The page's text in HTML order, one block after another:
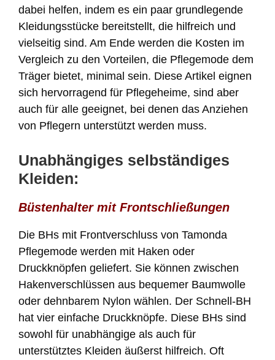
dabei helfen, indem es ein paar grundlegende
Kleidungsstücke bereitstellt, die hilfreich und
vielseitig sind. Am Ende werden die Kosten im
Vergleich zu den Vorteilen, die Pflegemode dem
Träger bietet, minimal sein. Diese Artikel eignen
sich hervorragend für Pflegeheime, sind aber
auch für alle geeignet, bei denen das Anziehen
von Pflegern unterstützt werden muss.
Unabhängiges selbständiges
Kleiden:
Büstenhalter mit Frontschließungen
Die BHs mit Frontverschluss von Tamonda
Pflegemode werden mit Haken oder
Druckknöpfen geliefert. Sie können zwischen
Hakenverschlüssen aus bequemer Baumwolle
oder dehnbarem Nylon wählen. Der Schnell-BH
hat vier einfache Druckknöpfe. Diese BHs sind
sowohl für unabhängige als auch für
unterstütztes Kleiden äußerst hilfreich. Oft